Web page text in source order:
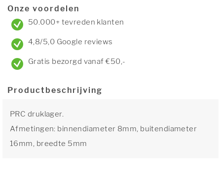
Onze voordelen
50.000+ tevreden klanten
4,8/5,0 Google reviews
Gratis bezorgd vanaf €50,-
Productbeschrijving
PRC druklager.
Afmetingen: binnendiameter 8mm, buitendiameter
16mm, breedte 5mm